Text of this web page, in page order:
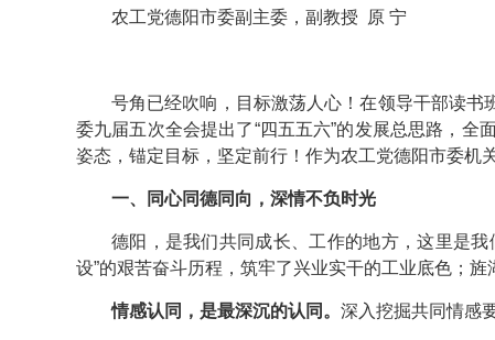
农工党德阳市委副主委，副教授 原 宁
号角已经吹响，目标激荡人心！在领导干部读书
委九届五次全会提出了“四五五六”的发展总思路，
姿态，锚定目标，坚定前行！作为农工党德阳市委机
一、同心同德同向，深情不负时光
德阳，是我们共同成长、工作的地方，这里是
设”的艰苦奋斗历程，筑牢了兴业实干的工业底色；
情感认同，是最深沉的认同。 深入挖掘共同情感